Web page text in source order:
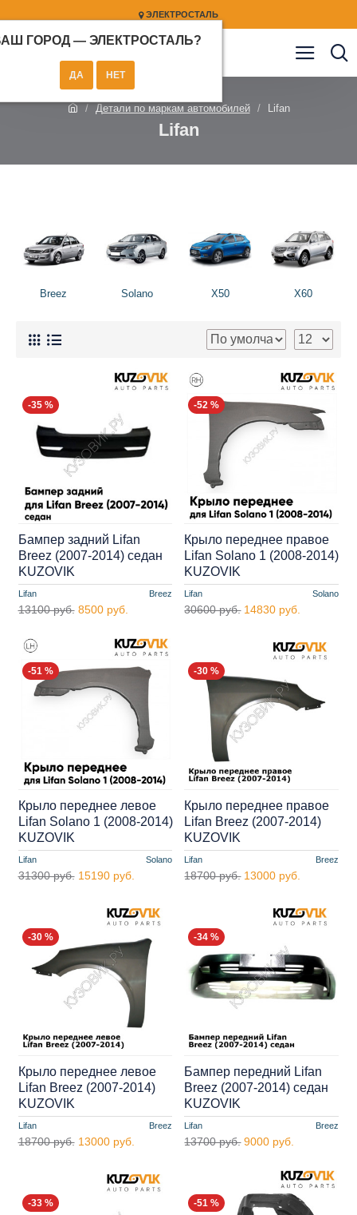
ЭЛЕКТРОСТАЛЬ
ГОРОД — ЭЛЕКТРОСТАЛЬ?
Детали по маркам автомобилей Lifan
Lifan
Breez Solano X50 X60
-35 %
Lifan Breez
Бампер задний Lifan
Breez (2007-2014) седан
KUZOVIK
13100 руб. 8500 руб.
-52 %
Lifan Solano
Крыло переднее правое
Lifan Solano 1 (2008-2014)
KUZOVIK
30600 руб. 14830 руб.
-51 %
Lifan Solano
Крыло переднее левое
Lifan Solano 1 (2008-2014)
KUZOVIK
31300 руб. 15190 руб.
-30 %
Lifan Breez
Крыло переднее правое
Lifan Breez (2007-2014)
KUZOVIK
18700 руб. 13000 руб.
-30 %
Lifan Breez
Крыло переднее левое
Lifan Breez (2007-2014)
KUZOVIK
18700 руб. 13000 руб.
-34 %
Lifan Breez
Бампер передний Lifan
Breez (2007-2014) седан
KUZOVIK
13700 руб. 9000 руб.
-33 % -51 %